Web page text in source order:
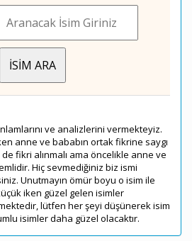
ve analizlerini vermekteyiz.
anne ve bababın ortak fikrine saygı
fikri alınmalı ama öncelikle anne ve
Hiç sevmediğiniz biz ismi
Unutmayın ömür boyu o isim ile
iken güzel gelen isimler
lütfen her şeyi düşünerek isim
isimler daha güzel olacaktır.